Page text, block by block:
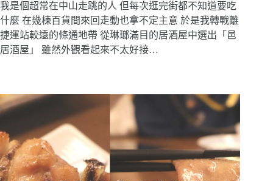
我是個超常在中山走跳的人 但每次逛完街都不知道要吃
什麼 在幾棟百貨間來回走動也拿不定主意 於是我轉戰離
捷運站較遠的條通地帶 從琳瑯滿目的居酒屋中選出「邑
居酒屋」 雖然外觀看起來不太好接…